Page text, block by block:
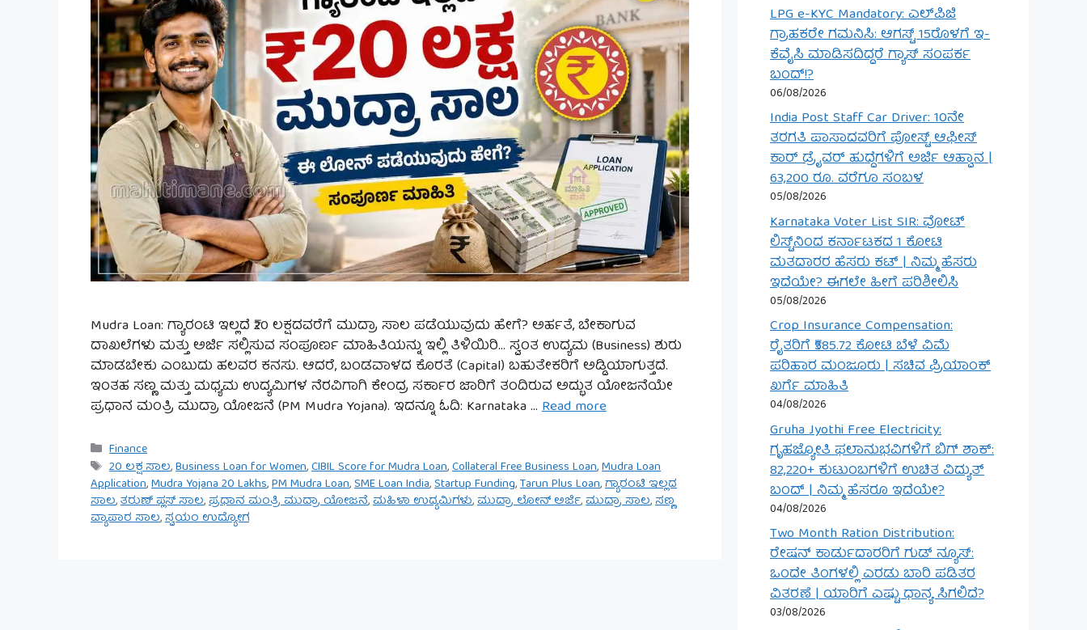
Mudra Loan: ಗ್ಯಾರಂಟಿ ಇಲ್ಲದೆ ₹20 ಲಕ್ಷದವರೆಗೆ ಮುದ್ರಾ ಸಾಲ ಪಡೆಯುವುದು ಹೇಗೆ? ಅರ್ಹತೆ, ಬೇಕಾಗುವ
ದಾಖಲೆಗಳು ಮತ್ತು ಅರ್ಜಿ ಸಲ್ಲಿಸುವ ಸಂಪೂರ್ಣ ಮಾಹಿತಿಯನ್ನು ಇಲ್ಲಿ ತಿಳಿಯಿರಿ… ಸ್ವಂತ ಉದ್ಯಮ (Business) ಶುರು
ಮಾಡಬೇಕು ಎಂಬುದು ಹಲವರ ಕನಸು. ಆದರೆ, ಬಂಡವಾಳದ ಕೊರತೆ (Capital) ಬಹುತೇಕರಿಗೆ ಅಡ್ಡಿಯಾಗುತ್ತದೆ.
ಇಂತಹ ಸಣ್ಣ ಮತ್ತು ಮಧ್ಯಮ ಉದ್ಯಮಿಗಳ ನೆರವಿಗಾಗಿ ಕೇಂದ್ರ ಸರ್ಕಾರ ಜಾರಿಗೆ ತಂದಿರುವ ಅದ್ಭುತ ಯೋಜನೆಯೇ
ಪ್ರಧಾನ ಮಂತ್ರಿ ಮುದ್ರಾ ಯೋಜನೆ (PM Mudra Yojana). ಇದನ್ನೂ ಓದಿ: Karnataka … Read more
Categories
Finance
Tags
20 ಲಕ್ಷ ಸಾಲ,Business Loan for Women,CIBIL Score for Mudra Loan,Collateral Free Business Loan,Mudra Loan
Application,Mudra Yojana 20 Lakhs,PM Mudra Loan,SME Loan India,Startup Funding,Tarun Plus Loan,ಗ್ಯಾರಂಟಿ ಇಲ್ಲದ
ಸಾಲ,ತರುಣ್ ಪ್ಲಸ್ ಸಾಲ,ಪ್ರಧಾನ ಮಂತ್ರಿ ಮುದ್ರಾ ಯೋಜನೆ,ಮಹಿಳಾ ಉದ್ಯಮಿಗಳು,ಮುದ್ರಾ ಲೋನ್ ಅರ್ಜಿ,ಮುದ್ರಾ ಸಾಲ,ಸಣ್ಣ
ವ್ಯಾಪಾರ ಸಾಲ,ಸ್ವಯಂ ಉದ್ಯೋಗ
LPG e-KYC Mandatory: ಎಲ್‌ಪಿಜಿ
ಗ್ರಾಹಕರೇ ಗಮನಿಸಿ: ಆಗಸ್ಟ್ 15ರೊಳಗೆ ಇ-
ಕೆವೈಸಿ ಮಾಡಿಸದಿದ್ದರೆ ಗ್ಯಾಸ್ ಸಂಪರ್ಕ
ಬಂದ್!?
06/08/2026
India Post Staff Car Driver: 10ನೇ
ತರಗತಿ ಪಾಸಾದವರಿಗೆ ಪೋಸ್ಟ್ ಆಫೀಸ್
ಕಾರ್ ಡ್ರೈವರ್ ಹುದ್ದೆಗಳಿಗೆ ಅರ್ಜಿ ಆಹ್ವಾನ |
63,200 ರೂ. ವರೆಗೂ ಸಂಬಳ
05/08/2026
Karnataka Voter List SIR: ವೋಟ್
ಲಿಸ್ಟ್‌ನಿಂದ ಕರ್ನಾಟಕದ 1 ಕೋಟಿ
ಮತದಾರರ ಹೆಸರು ಕಟ್ | ನಿಮ್ಮ ಹೆಸರು
ಇದೆಯೇ? ಈಗಲೇ ಹೀಗೆ ಪರಿಶೀಲಿಸಿ
05/08/2026
Crop Insurance Compensation:
ರೈತರಿಗೆ ₹585.72 ಕೋಟಿ ಬೆಳೆ ವಿಮೆ
ಪರಿಹಾರ ಮಂಜೂರು | ಸಚಿವ ಪ್ರಿಯಾಂಕ್
ಖರ್ಗೆ ಮಾಹಿತಿ
04/08/2026
Gruha Jyothi Free Electricity:
ಗೃಹಜ್ಯೋತಿ ಫಲಾನುಭವಿಗಳಿಗೆ ಬಿಗ್ ಶಾಕ್:
82,220+ ಕುಟುಂಬಗಳಿಗೆ ಉಚಿತ ವಿದ್ಯುತ್
ಬಂದ್ | ನಿಮ್ಮ ಹೆಸರೂ ಇದೆಯೇ?
04/08/2026
Two Month Ration Distribution:
ರೇಷನ್ ಕಾರ್ಡುದಾರರಿಗೆ ಗುಡ್ ನ್ಯೂಸ್:
ಒಂದೇ ತಿಂಗಳಲ್ಲಿ ಎರಡು ಬಾರಿ ಪಡಿತರ
ವಿತರಣೆ | ಯಾರಿಗೆ ಎಷ್ಟು ಧಾನ್ಯ ಸಿಗಲಿದೆ?
03/08/2026